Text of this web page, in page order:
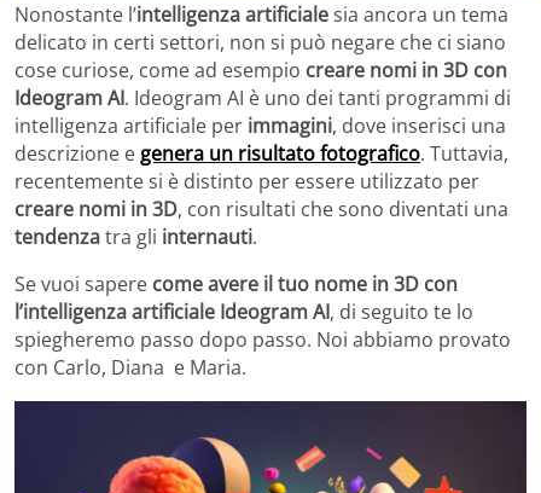
Nonostante l’intelligenza artificialesia ancora un tema
delicato in certi settori, non si può negare che ci siano
cose curiose, come ad esempio creare nomi in 3D con
Ideogram AI. Ideogram AI è uno dei tanti programmi di
intelligenza artificiale per immagini, dove inserisci una
descrizione e genera un risultato fotografico. Tuttavia,
recentemente si è distinto per essere utilizzato per
creare nomi in 3D, con risultati che sono diventati una
tendenzatra gli internauti.
Se vuoi sapere come avere il tuo nome in 3D con
l’intelligenza artificiale Ideogram AI, di seguito te lo
spiegheremo passo dopo passo. Noi abbiamo provato
con Carlo, Diana e Maria.